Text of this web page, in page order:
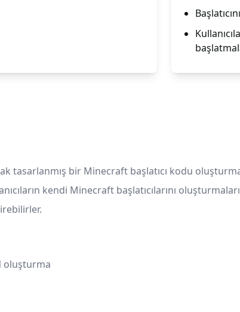
tasarlanmış bir Minecraft başlatıcı kodu
kendi Minecraft başlatıcılarını
oluşturma